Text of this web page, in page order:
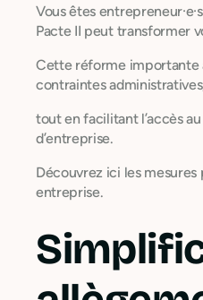
Vous êtes
Pacte II peut transformer
Cette réforme importante
contraintes
tout en facilitant l’accès
d’entreprise.
Découvrez ici les
entreprise.